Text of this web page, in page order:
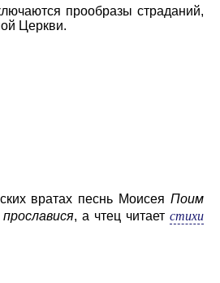
прообразы страданий,
Церкви.
вратах песнь Моисея Поим
, а чтец читаетстихи